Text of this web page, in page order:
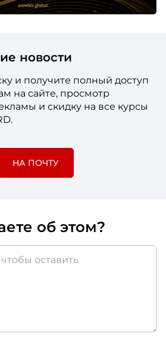
новости
и получите полный доступ
на сайте, просмотр
и скидку на все курсы
НА ПОЧТУ
об этом?